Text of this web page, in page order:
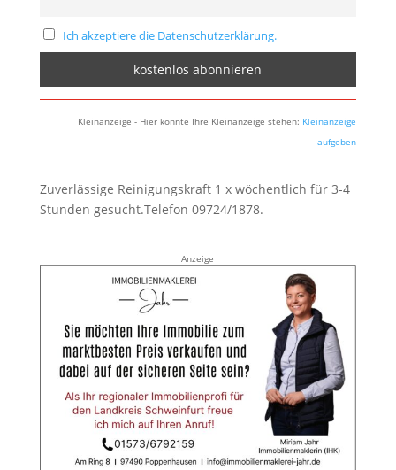
Ich akzeptiere die Datenschutzerklärung.
Kleinanzeige - Hier könnte Ihre Kleinanzeige stehen: Kleinanzeige
aufgeben
Zuverlässige Reinigungskraft 1 x wöchentlich für 3-4
Stunden gesucht.Telefon 09724/1878.
Anzeige